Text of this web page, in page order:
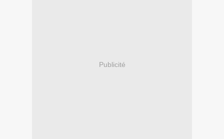
Publicité